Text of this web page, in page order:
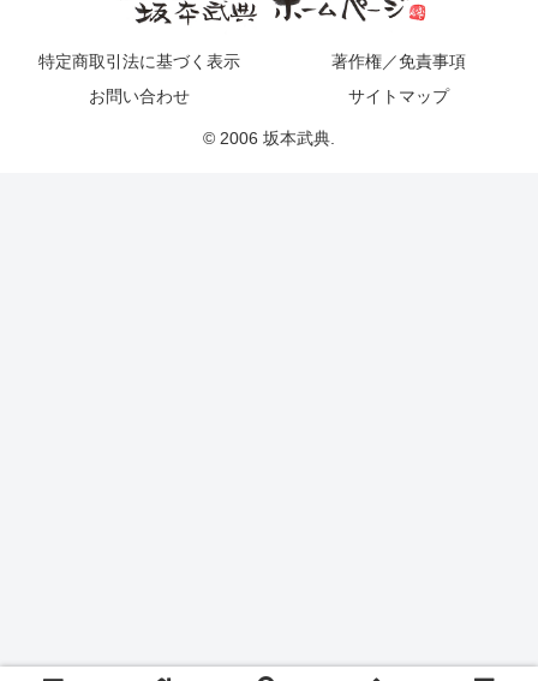
特定商取引法に基づく表示
著作権／免責事項
お問い合わせ
サイトマップ
© 2006 坂本武典.